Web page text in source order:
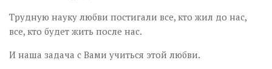
Трудную науку любви постигали все, кто жил до нас,
все, кто будет жить после нас.
И наша задача с Вами учиться этой любви.